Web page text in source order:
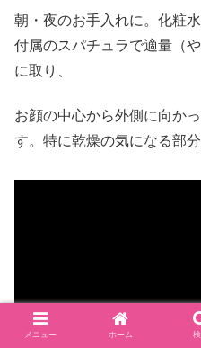
朝・夜のお手入れに。化粧
付属のスパチュラで適量（
に取り、
お顔の中心から外側に向か
す。特に乾燥の気になる部
メニュー ホーム